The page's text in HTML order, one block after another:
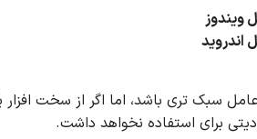
ویندوز
اندروید
سبک تری باشد، اما اگر از سخت
برای استفاده نخواهد داشت.